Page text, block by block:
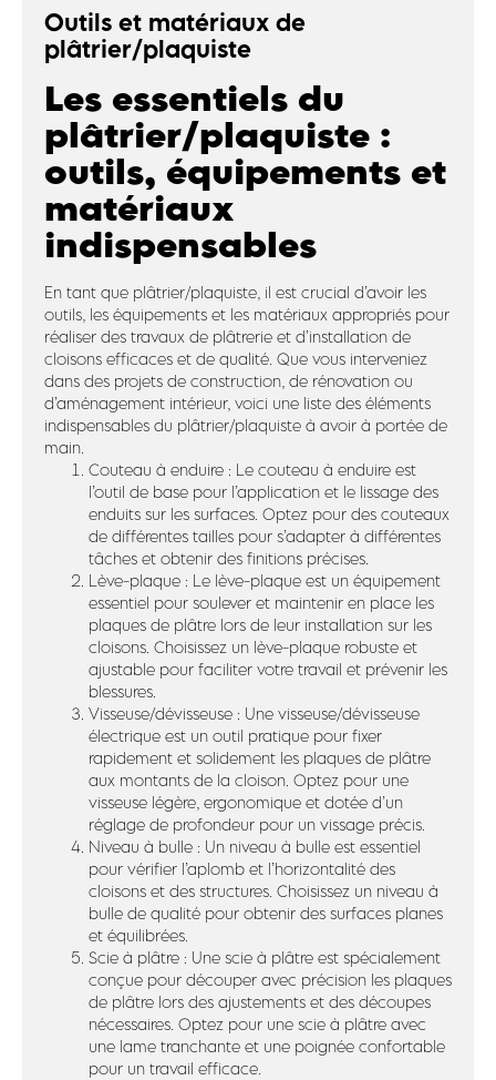
Outils et matériaux de
plâtrier/plaquiste
Les essentiels du
plâtrier/plaquiste :
outils, équipements et
matériaux
indispensables
En tant que plâtrier/plaquiste, il est crucial d’avoir les
outils, les équipements et les matériaux appropriés pour
réaliser des travaux de plâtrerie et d’installation de
cloisons efficaces et de qualité. Que vous interveniez
dans des projets de construction, de rénovation ou
d’aménagement intérieur, voici une liste des éléments
indispensables du plâtrier/plaquiste à avoir à portée de
main.
Couteau à enduire : Le couteau à enduire est
l’outil de base pour l’application et le lissage des
enduits sur les surfaces. Optez pour des couteaux
de différentes tailles pour s’adapter à différentes
tâches et obtenir des finitions précises.
Lève-plaque : Le lève-plaque est un équipement
essentiel pour soulever et maintenir en place les
plaques de plâtre lors de leur installation sur les
cloisons. Choisissez un lève-plaque robuste et
ajustable pour faciliter votre travail et prévenir les
blessures.
Visseuse/dévisseuse : Une visseuse/dévisseuse
électrique est un outil pratique pour fixer
rapidement et solidement les plaques de plâtre
aux montants de la cloison. Optez pour une
visseuse légère, ergonomique et dotée d’un
réglage de profondeur pour un vissage précis.
Niveau à bulle : Un niveau à bulle est essentiel
pour vérifier l’aplomb et l’horizontalité des
cloisons et des structures. Choisissez un niveau à
bulle de qualité pour obtenir des surfaces planes
et équilibrées.
Scie à plâtre : Une scie à plâtre est spécialement
conçue pour découper avec précision les plaques
de plâtre lors des ajustements et des découpes
nécessaires. Optez pour une scie à plâtre avec
une lame tranchante et une poignée confortable
pour un travail efficace.